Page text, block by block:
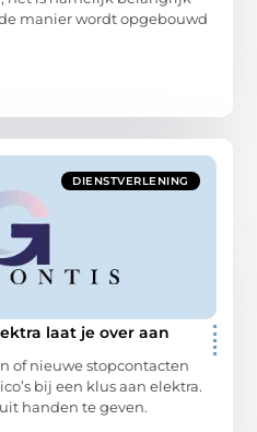
manier wordt opgebouwd
DIENSTVERLENING
laat je over aan
of nieuwe stopcontacten
bij een klus aan elektra.
handen te geven.